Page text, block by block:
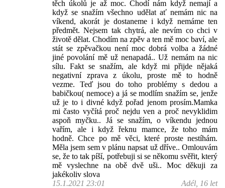
těch úkolů je až moc. Chodí nám když nemají a
když se snažím všechno udělat ať nemám nic na
víkend, akorát je dostaneme i když nemáme ten
předmět. Nejsem tak chytrá, ale nevím co chci v
životě dělat. Chodím na zpěv a ten mě moc baví, ale
stát se zpěvačkou není moc dobrá volba a žádné
jiné povolání mě už nenapadá.. Už nemám na nic
sílu. Fakt se snažím, ale když mi přijde nějaká
negativní zprava z úkolu, proste mě to hodně
vezme. Teď jsou do toho problémy s dedou a
babičkou( nemoce) a já se modlím snažím se, jenže
už je to i divné když pořad jenom prosím.Mamka
mi často vyčítá proč nejdu ven a proč nevyklidim
aspoň myčku.. Já se snažím, o víkendu jednou
vařím, ale i když řeknu mamce, že toho mám
hodně. Chce po mě věci, které proste nestíhám.
Měla jsem sem v plánu napsat už dříve.. Omlouvám
se, že to tak píší, potřebuji si se někomu svěřit, který
mě vyslechne na obě dvě uši.. Moc děkuji za
jakékoliv slova
15.1.2021 23:01
Adél, 16 let